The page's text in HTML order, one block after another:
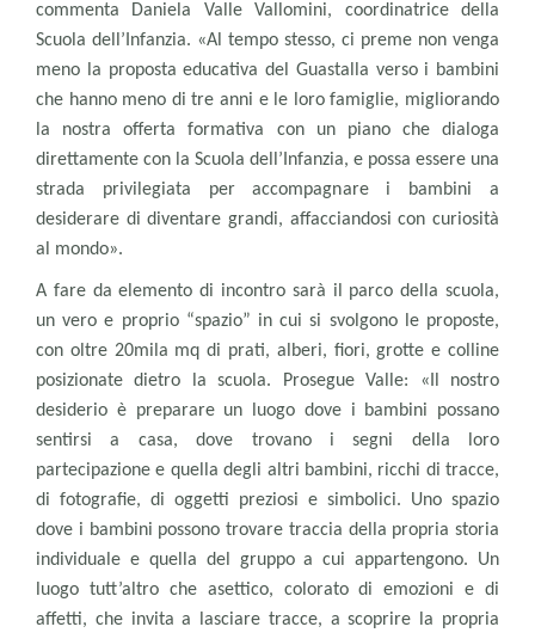
commenta Daniela Valle Vallomini, coordinatrice della
Scuola dell’Infanzia. «Al tempo stesso, ci preme non venga
meno la proposta educativa del Guastalla verso i bambini
che hanno meno di tre anni e le loro famiglie, migliorando
la nostra offerta formativa con un piano che dialoga
direttamente con la Scuola dell’Infanzia, e possa essere una
strada privilegiata per accompagnare i bambini a
desiderare di diventare grandi, affacciandosi con curiosità
al mondo».
A fare da elemento di incontro sarà il parco della scuola,
un vero e proprio “spazio” in cui si svolgono le proposte,
con oltre 20mila mq di prati, alberi, fiori, grotte e colline
posizionate dietro la scuola. Prosegue Valle: «Il nostro
desiderio è preparare un luogo dove i bambini possano
sentirsi a casa, dove trovano i segni della loro
partecipazione e quella degli altri bambini, ricchi di tracce,
di fotografie, di oggetti preziosi e simbolici. Uno spazio
dove i bambini possono trovare traccia della propria storia
individuale e quella del gruppo a cui appartengono. Un
luogo tutt’altro che asettico, colorato di emozioni e di
affetti, che invita a lasciare tracce, a scoprire la propria